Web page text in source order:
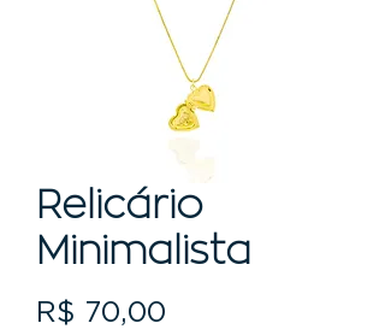
Relicário
Minimalista
R$ 70,00